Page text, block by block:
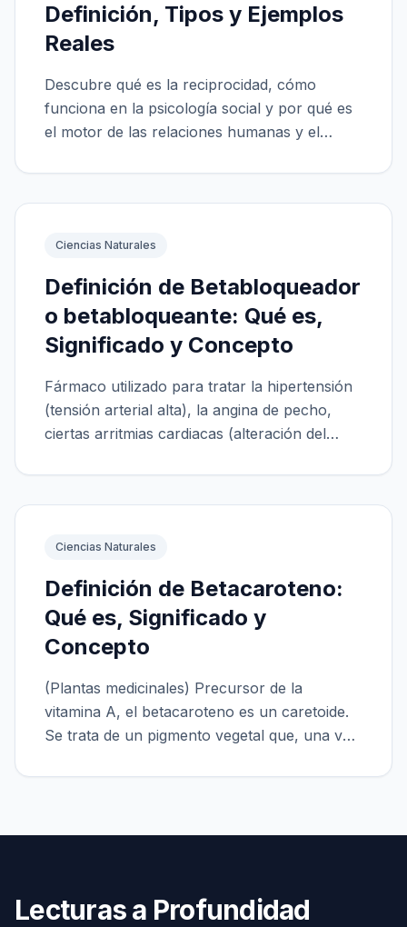
Definición, Tipos y Ejemplos
Reales
Descubre qué es la reciprocidad, cómo
funciona en la psicología social y por qué es
el motor de las relaciones humanas y el
Ciencias Naturales
Definición de Betabloqueador
o betabloqueante: Qué es,
Significado y Concepto
Fármaco utilizado para tratar la hipertensión
(tensión arterial alta), la angina de pecho,
ciertas arritmias cardiacas (alteración del
Ciencias Naturales
Definición de Betacaroteno:
Qué es, Significado y
Concepto
(Plantas medicinales) Precursor de la
vitamina A, el betacaroteno es un caretoide.
Se trata de un pigmento vegetal que, una vez
Lecturas a Profundidad